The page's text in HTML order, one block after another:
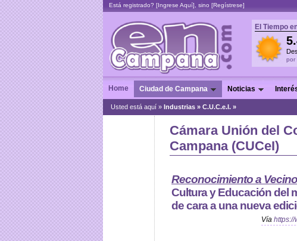
Está registrado? [Ingrese Aquí], sino [Regístrese]
El Tiempo
por
Home Ciudad de Campana Noticias
Usted está aquí » Industrias » C.U.C.e.I. »
Cámara Unión del
Campana (CUCeI)
Reconocimiento a
Cultura y Educación del
de cara a una nueva
Vía